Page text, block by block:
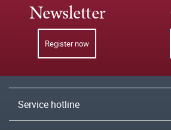
Newsletter
Register now
Service hotline